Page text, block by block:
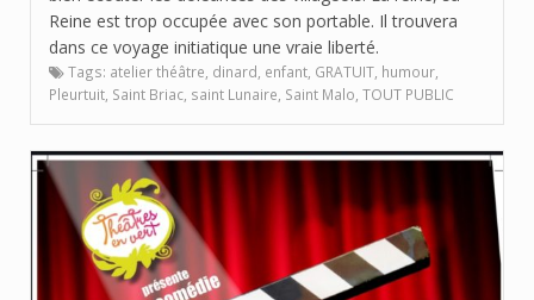
Reine est trop occupée avec son portable. Il trouvera
dans ce voyage initiatique une vraie liberté.
Tags: atelier théâtre dinard enfant GRATUIT humour
Pleurtuit Saint Briac saint Lunaire Saint Malo TOUT PUBLIC